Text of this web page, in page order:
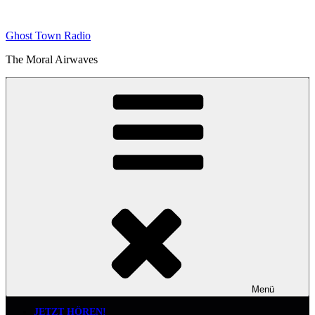
springen
Ghost Town Radio
The Moral Airwaves
Menü
JETZT HÖREN!